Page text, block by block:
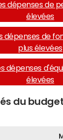
dépenses de
élevées
dépenses de
plus élevées
dépenses
élevées
du